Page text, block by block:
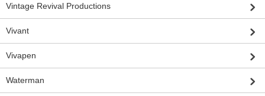
Vintage Revival Productions
Vivant
Vivapen
Waterman